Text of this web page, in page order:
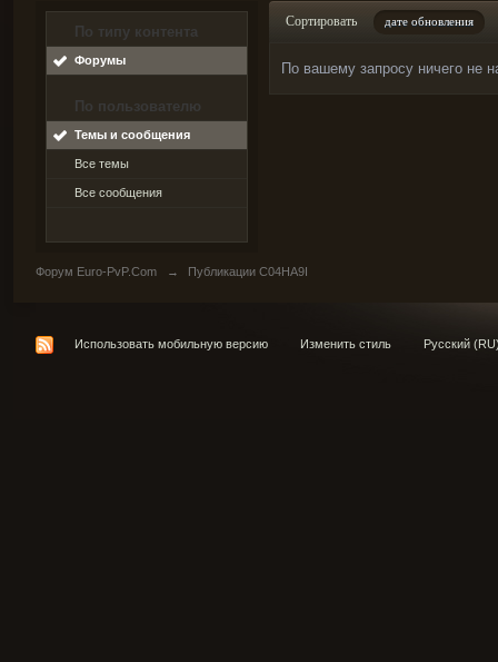
По типу контента
Форумы
По пользователю
Темы и сообщения
Все темы
Все сообщения
Сортировать дате обновления
По вашему запросу ничего не
Форум Euro-PvP.Com → Публикации C04HA9I
Использовать мобильную версию Изменить стиль Русский